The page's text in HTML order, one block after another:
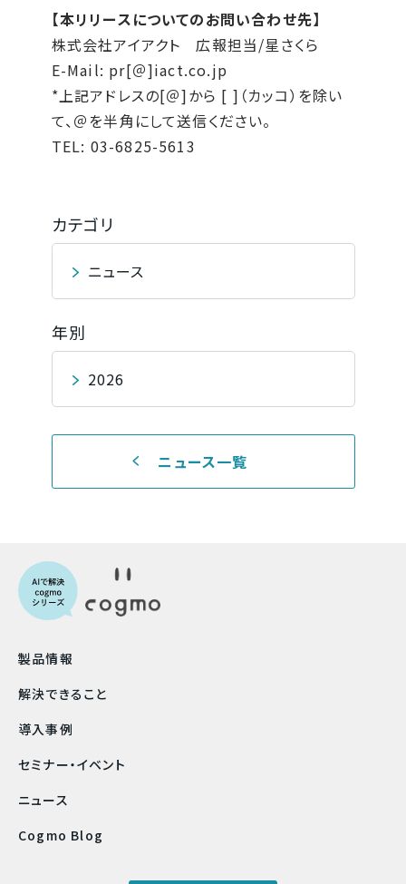
【本リリースについてのお問い合わせ先】
株式会社アイアクト 広報担当/星さくら
E-Mail: pr[＠]iact.co.jp
*上記アドレスの[＠]から [ ]（カッコ）を除い
て、＠を半角にして送信ください。
TEL: 03-6825-5613
カテゴリ
ニュース
年別
2026
ニュース一覧
製品情報
解決できること
導入事例
セミナー・イベント
ニュース
Cogmo Blog